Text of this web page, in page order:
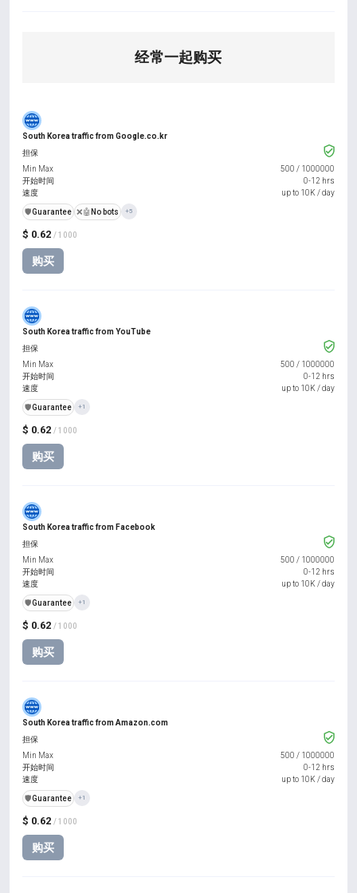
经常一起购买
South Korea traffic from Google.co.kr
$ 0.62 / 1000
购买
担保
Min Max
500 / 1000000
开始时间
0-12 hrs
速度
up to 10K / day
️🛡️Guarantee ❌🤖 No bots +5
South Korea traffic from YouTube
$ 0.62 / 1000
购买
担保
Min Max
500 / 1000000
开始时间
0-12 hrs
速度
up to 10K / day
️🛡️Guarantee +1
South Korea traffic from Facebook
$ 0.62 / 1000
购买
担保
Min Max
500 / 1000000
开始时间
0-12 hrs
速度
up to 10K / day
️🛡️Guarantee +1
South Korea traffic from Amazon.com
$ 0.62 / 1000
购买
担保
Min Max
500 / 1000000
开始时间
0-12 hrs
速度
up to 10K / day
️🛡️Guarantee +1